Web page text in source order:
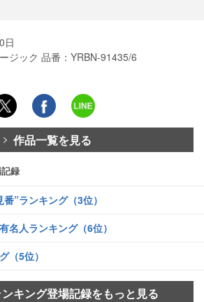
日
ジック 品番：YRBN-91435/6
作品一覧を見る
録
”ランキング（3位）
名人ランキング（6位）
（5位）
キング登場記録をもっと見る